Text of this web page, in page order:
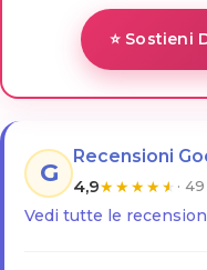
⭐ Sostieni
G
Recensioni
4,9★★★★★ ·
Vedi tutte le